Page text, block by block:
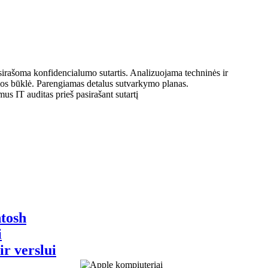
konfidencialumo sutartis. Analizuojama techninės ir
būklė. Parengiamas detalus sutvarkymo planas.
IT auditas prieš pasirašant sutartį
verslui